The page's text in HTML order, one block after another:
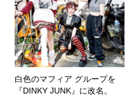
白色のマフィア グループを
『DINKY JUNK』に改名。